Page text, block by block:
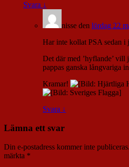
Svara ↓
nisse den lördag 22
Har inte kollat PSA sedan i
Det där med ’hyflande’ vill
pappas ganska långvariga
Kramar!
Svara ↓
Lämna ett svar
Din e-postadress kommer inte publiceras.
märkta *